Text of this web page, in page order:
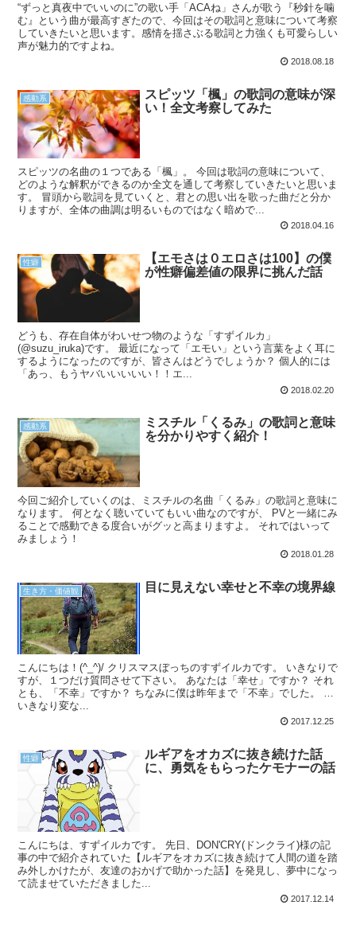
“ずっと真夜中でいいのに”の歌い手「ACAね」さんが歌う『秒針を噛
む』という曲が最高すぎたので、今回はその歌詞と意味について考察
していきたいと思います。感情を揺さぶる歌詞と力強くも可愛らしい
声が魅力的ですよね。
2018.08.18
感動系
スピッツ「楓」の歌詞の意味が深
い！全文考察してみた
スピッツの名曲の１つである「楓」。 今回は歌詞の意味について、
どのような解釈ができるのか全文を通して考察していきたいと思いま
す。 冒頭から歌詞を見ていくと、君との思い出を歌った曲だと分か
りますが、全体の曲調は明るいものではなく暗めで...
2018.04.16
性癖
【エモさは０エロさは100】の僕
が性癖偏差値の限界に挑んだ話
どうも、存在自体がわいせつ物のような「すずイルカ」
(@suzu_iruka)です。 最近になって「エモい」という言葉をよく耳に
するようになったのですが、皆さんはどうでしょうか？ 個人的には
「あっ、もうヤバいいいいい！！エ...
2018.02.20
感動系
ミスチル「くるみ」の歌詞と意味
を分かりやすく紹介！
今回ご紹介していくのは、ミスチルの名曲「くるみ」の歌詞と意味に
なります。 何となく聴いていてもいい曲なのですが、 PVと一緒にみ
ることで感動できる度合いがグッと高まりますよ。 それではいって
みましょう！
2018.01.28
生き方・価値観 目に見えない幸せと不幸の境界線
こんにちは！(^_^)/ クリスマスぼっちのすずイルカです。 いきなりで
すが、１つだけ質問させて下さい。 あなたは「幸せ」ですか？ それ
とも、「不幸」ですか？ ちなみに僕は昨年まで「不幸」でした。 …
いきなり変な...
2017.12.25
性癖
ルギアをオカズに抜き続けた話
に、勇気をもらったケモナーの話
こんにちは、すずイルカです。 先日、DON'CRY(ドンクライ)様の記
事の中で紹介されていた【ルギアをオカズに抜き続けて人間の道を踏
み外しかけたが、友達のおかげで助かった話】を発見し、夢中になっ
て読ませていただきました...
2017.12.14